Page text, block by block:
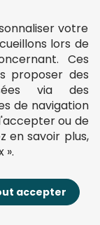
au panier
partir de 45 €.
des puzzles de
votre
lors de
Ces
proposer des
via des
de navigation
ou de
en savoir plus,
».
accepter